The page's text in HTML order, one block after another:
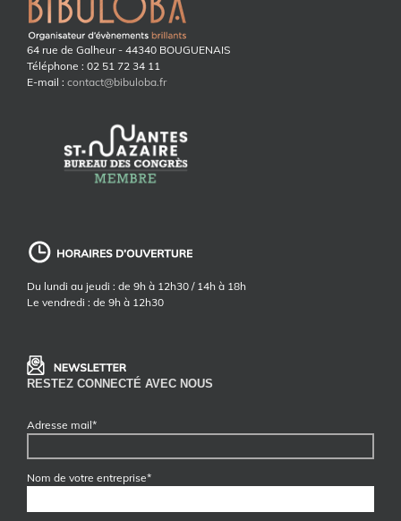
64 rue de Galheur - 44340 BOUGUENAIS
Téléphone : 02 51 72 34 11
E-mail : contact@bibuloba.fr
Du lundi au jeudi : de 9h à 12h30 / 14h à 18h
Le vendredi : de 9h à 12h30
RESTEZ CONNECTÉ AVEC NOUS
Adresse mail*
Nom de votre entreprise*